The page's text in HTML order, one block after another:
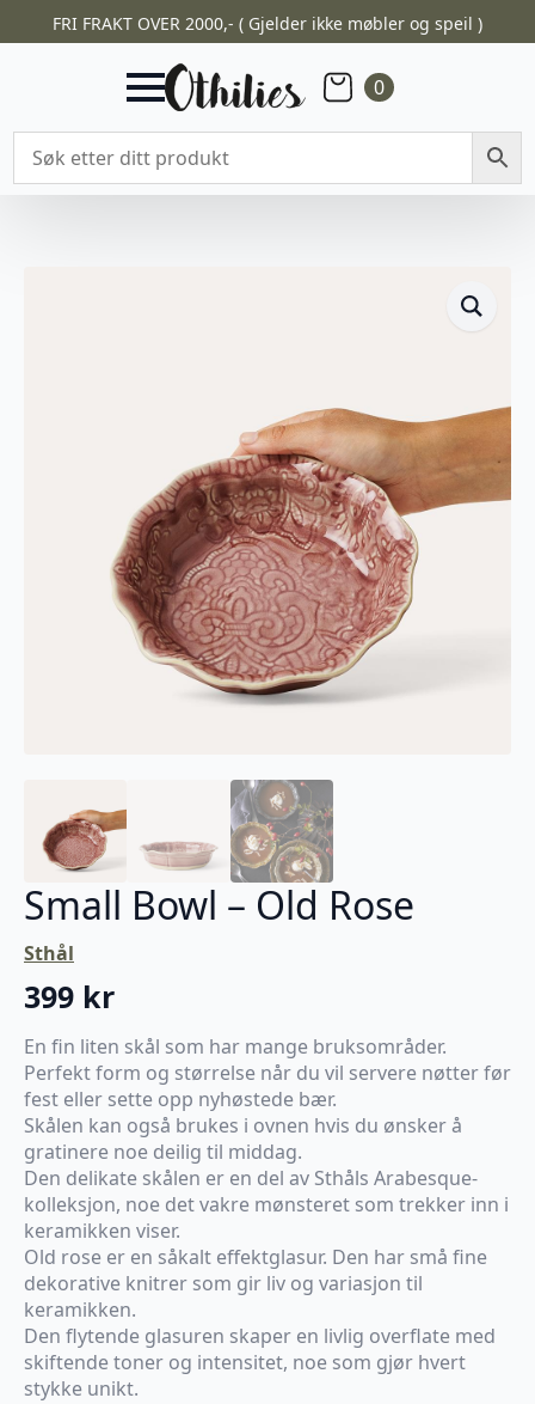
FRI FRAKT OVER 2000,- ( Gjelder ikke møbler og speil )
0
Small Bowl – Old Rose
Sthål
399 kr
En fin liten skål som har mange bruksområder.
Perfekt form og størrelse når du vil servere nøtter før
fest eller sette opp nyhøstede bær.
Skålen kan også brukes i ovnen hvis du ønsker å
gratinere noe deilig til middag.
Den delikate skålen er en del av Sthåls Arabesque-
kolleksjon, noe det vakre mønsteret som trekker inn i
keramikken viser.
Old rose er en såkalt effektglasur. Den har små fine
dekorative knitrer som gir liv og variasjon til
keramikken.
Den flytende glasuren skaper en livlig overflate med
skiftende toner og intensitet, noe som gjør hvert
stykke unikt.